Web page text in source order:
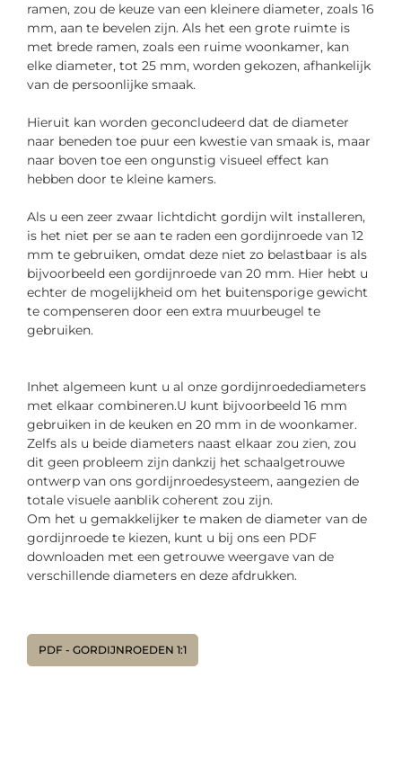
ramen, zou de keuze van een kleinere diameter, zoals 16
mm, aan te bevelen zijn. Als het een grote ruimte is
met brede ramen, zoals een ruime woonkamer, kan
elke diameter, tot 25 mm, worden gekozen, afhankelijk
van de persoonlijke smaak.
Hieruit kan worden geconcludeerd dat de diameter
naar beneden toe puur een kwestie van smaak is, maar
naar boven toe een ongunstig visueel effect kan
hebben door te kleine kamers.
Als u een zeer zwaar lichtdicht gordijn wilt installeren,
is het niet per se aan te raden een gordijnroede van 12
mm te gebruiken, omdat deze niet zo belastbaar is als
bijvoorbeeld een gordijnroede van 20 mm. Hier hebt u
echter de mogelijkheid om het buitensporige gewicht
te compenseren door een extra muurbeugel te
gebruiken.
Inhet algemeen kunt u al onze gordijnroedediameters
met elkaar combineren.U kunt bijvoorbeeld 16 mm
gebruiken in de keuken en 20 mm in de woonkamer.
Zelfs als u beide diameters naast elkaar zou zien, zou
dit geen probleem zijn dankzij het schaalgetrouwe
ontwerp van ons gordijnroedesysteem, aangezien de
totale visuele aanblik coherent zou zijn.
Om het u gemakkelijker te maken de diameter van de
gordijnroede te kiezen, kunt u bij ons een PDF
downloaden met een getrouwe weergave van de
verschillende diameters en deze afdrukken.
PDF - GORDIJNROEDEN 1:1